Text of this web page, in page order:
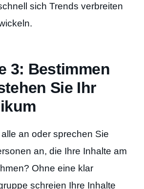
sich Trends verbreiten
3: Bestimmen
Sie Ihr
an oder sprechen Sie
an, die Ihre Inhalte am
Ohne eine klar
schreien Ihre Inhalte